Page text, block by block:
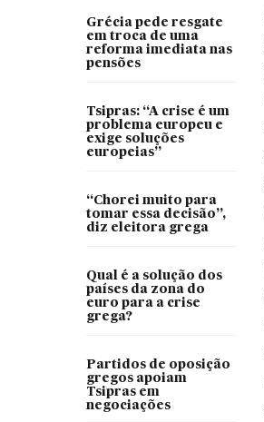
Grécia pede resgate
em troca de uma
reforma imediata nas
pensões
Tsipras: “A crise é um
problema europeu e
exige soluções
europeias”
“Chorei muito para
tomar essa decisão”,
diz eleitora grega
Qual é a solução dos
países da zona do
euro para a crise
grega?
Partidos de oposição
gregos apoiam
Tsipras em
negociações